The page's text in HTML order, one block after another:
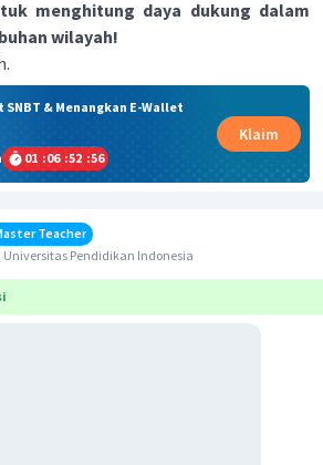
menghitung daya dukung dalam
wilayah!
& Menangkan E-Wallet
01 :06 :52 :56
Klaim
Teacher
Pendidikan Indonesia